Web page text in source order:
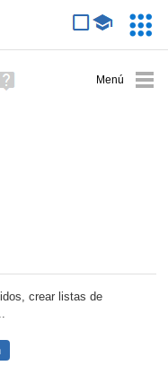
avanzada
Ayuda
(en
crear listas de